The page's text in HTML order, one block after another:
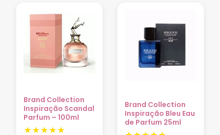
Brand Collection
Inspiração Scandal
Parfum – 100ml
Brand Collection
Inspiração Bleu Eau
de Parfum 25ml